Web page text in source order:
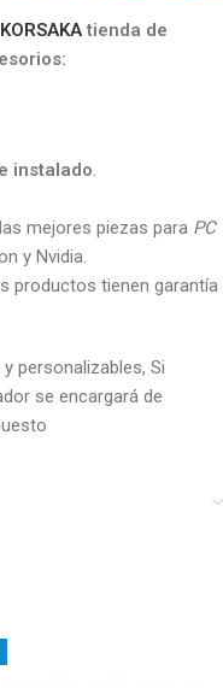
KORSAKAtienda de
instalado.
mejores piezas para PC
y Nvidia.
productos tienen garantía
personalizables, Si
se encargará de